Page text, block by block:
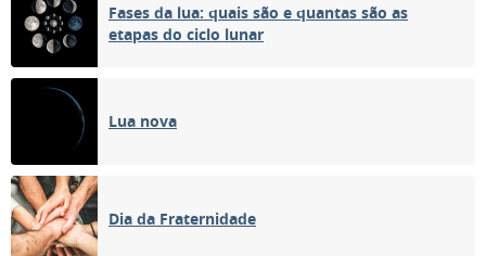
Fases da lua: quais são e quantas são as
etapas do ciclo lunar
Lua nova
Dia da Fraternidade